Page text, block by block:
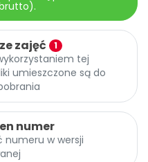
brutto).
zajęć 1
tej
umieszczone są do
numer
numeru w wersji